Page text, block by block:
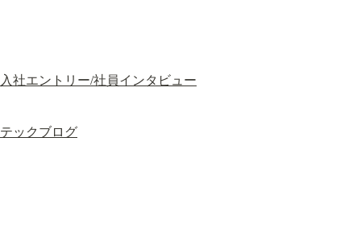
入社エントリー/社員インタビュー
テックブログ